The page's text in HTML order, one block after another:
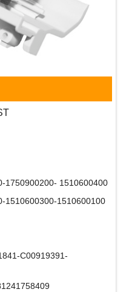
1750900200- 1510600400
1510600300-1510600100
C00919391-